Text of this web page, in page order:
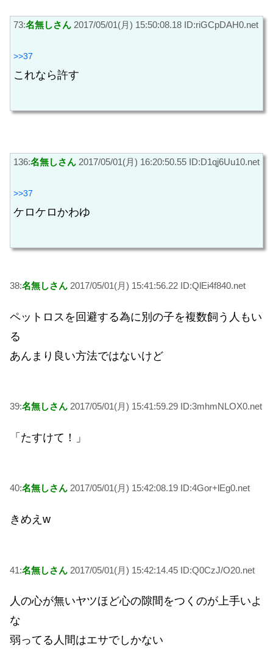
73:名無しさん 2017/05/01(月) 15:50:08.18 ID:riGCpDAH0.net
>>37
これなら許す
136:名無しさん 2017/05/01(月) 16:20:50.55 ID:D1qj6Uu10.net
>>37
ケロケロかわゆ
38:名無しさん 2017/05/01(月) 15:41:56.22 ID:QlEi4f840.net
ペットロスを回避する為に別の子を複数飼う人もい
る
あんまり良い方法ではないけど
39:名無しさん 2017/05/01(月) 15:41:59.29 ID:3mhmNLOX0.net
「たすけて！」
40:名無しさん 2017/05/01(月) 15:42:08.19 ID:4Gor+lEg0.net
きめえw
41:名無しさん 2017/05/01(月) 15:42:14.45 ID:Q0CzJ/O20.net
人の心が無いヤツほど心の隙間をつくのが上手いよ
な
弱ってる人間はエサでしかない